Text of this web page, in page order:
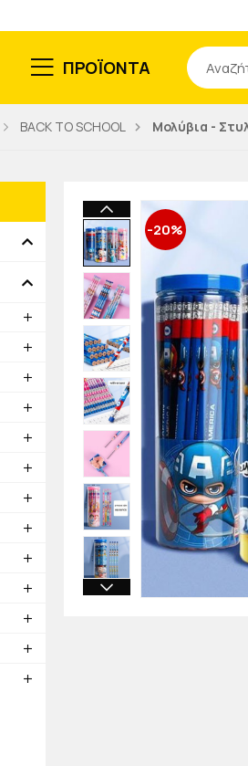
ΠΡΟΪΟΝΤΑ
BACK TO SCHOOL Μολύβια -
-20%